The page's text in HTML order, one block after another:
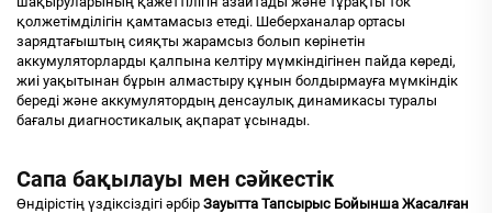
қолжетімділігін қамтамасыз етеді. Шеберханалар ортасы
зарядтағыштың сияқты жарамсыз болып көрінетін
аккумуляторларды қалпына келтіру мүмкіндігінен пайда көреді,
жиі уақытынан бұрын алмастыру құнын болдырмауға мүмкіндік
береді және аккумулятордың денсаулық динамикасы туралы
бағалы диагностикалық ақпарат ұсынады.
Сапа бақылауы мен сәйкестік
Өндірістің үздіксіздігі әрбір Зауытта Тапсырыс Бойынша Жасалған